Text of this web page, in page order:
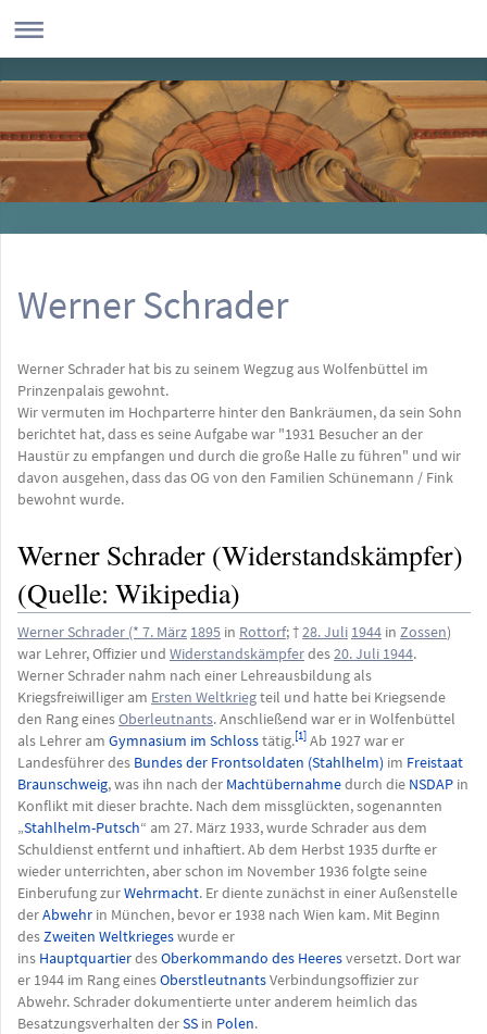
Werner Schrader
Werner Schrader hat bis zu seinem Wegzug aus Wolfenbüttel im
Prinzenpalais gewohnt.
Wir vermuten im Hochparterre hinter den Bankräumen, da sein Sohn
berichtet hat, dass es seine Aufgabe war "1931 Besucher an der
Haustür zu empfangen und durch die große Halle zu führen" und wir
davon ausgehen, dass das OG von den Familien Schünemann / Fink
bewohnt wurde.
Werner Schrader (Widerstandskämpfer)
(Quelle: Wikipedia)
Werner Schrader (* 7. März 1895 in Rottorf; †28. Juli 1944 in Zossen)
war Lehrer, Offizier und Widerstandskämpferdes20. Juli 1944.
Werner Schrader nahm nach einer Lehreausbildung als
Kriegsfreiwilliger am Ersten Weltkriegteil und hatte bei Kriegsende
den Rang einesOberleutnants. Anschließend war er in Wolfenbüttel
als Lehrer am Gymnasium im Schlosstätig.[1] Ab 1927 war er
Landesführer des Bundes der Frontsoldaten (Stahlhelm) im Freistaat
Braunschweig, was ihn nach der Machtübernahmedurch die NSDAP in
Konflikt mit dieser brachte. Nach dem missglückten, sogenannten
„Stahlhelm-Putsch“ am 27. März 1933, wurde Schrader aus dem
Schuldienst entfernt und inhaftiert. Ab dem Herbst 1935 durfte er
wieder unterrichten, aber schon im November 1936 folgte seine
Einberufung zurWehrmacht. Er diente zunächst in einer Außenstelle
derAbwehr in München, bevor er 1938 nach Wien kam. Mit Beginn
desZweiten Weltkriegeswurde er
ins HauptquartierdesOberkommando des Heeresversetzt. Dort war
er 1944 im Rang einesOberstleutnantsVerbindungsoffizier zur
Abwehr. Schrader dokumentierte unter anderem heimlich das
Besatzungsverhalten derSS in Polen.